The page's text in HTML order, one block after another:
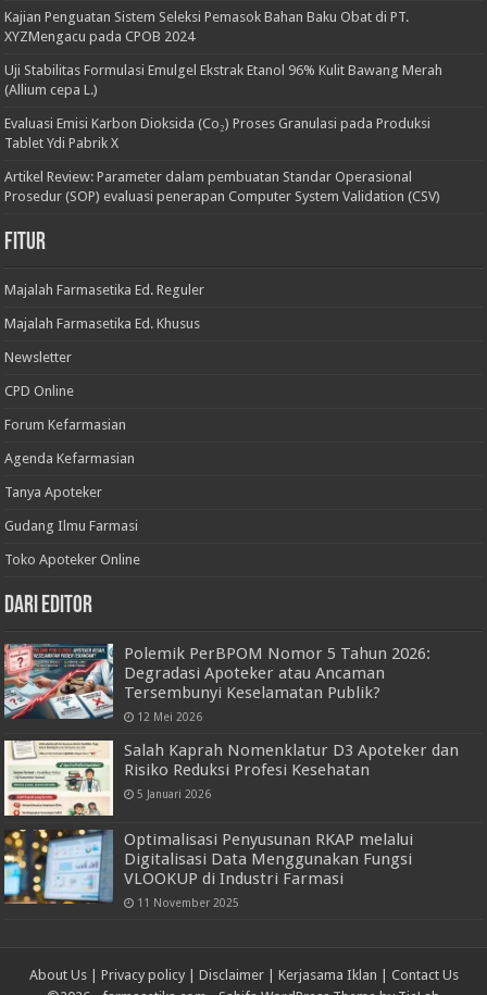
Kajian Penguatan Sistem Seleksi Pemasok Bahan Baku Obat di PT.
XYZMengacu pada CPOB 2024
Uji Stabilitas Formulasi Emulgel Ekstrak Etanol 96% Kulit Bawang Merah
(Allium cepa L.)
Evaluasi Emisi Karbon Dioksida (Co₂) Proses Granulasi pada Produksi
Tablet Ydi Pabrik X
Artikel Review: Parameter dalam pembuatan Standar Operasional
Prosedur (SOP) evaluasi penerapan Computer System Validation (CSV)
Fitur
Majalah Farmasetika Ed. Reguler
Majalah Farmasetika Ed. Khusus
Newsletter
CPD Online
Forum Kefarmasian
Agenda Kefarmasian
Tanya Apoteker
Gudang Ilmu Farmasi
Toko Apoteker Online
Dari Editor
Polemik PerBPOM Nomor 5 Tahun 2026:
Degradasi Apoteker atau Ancaman
Tersembunyi Keselamatan Publik?
12 Mei 2026
Salah Kaprah Nomenklatur D3 Apoteker dan
Risiko Reduksi Profesi Kesehatan
5 Januari 2026
Optimalisasi Penyusunan RKAP melalui
Digitalisasi Data Menggunakan Fungsi
VLOOKUP di Industri Farmasi
11 November 2025
About Us| Privacy policy| Disclaimer| Kerjasama Iklan | Contact Us